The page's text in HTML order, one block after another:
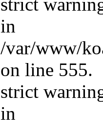
in
/var/www/
on line 555.
strict
in